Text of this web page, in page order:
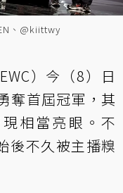
、@kiittwy
）今（8）日
奪首屆冠軍，其
相當亮眼。不
後不久被主播糗